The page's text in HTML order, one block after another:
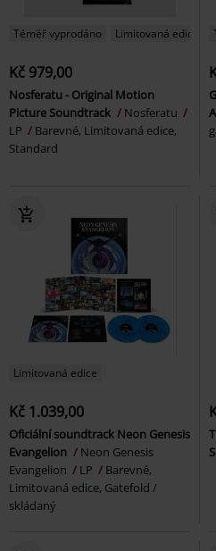
Téměř vyprodáno Limitovaná edice
Kč 979,00
Nosferatu - Original Motion
Picture Soundtrack
Nosferatu
LP
Barevné, Limitovaná edice,
Standard
Limitovaná edice
Kč 1.039,00
Oficiální soundtrack Neon Genesis
Evangelion
Neon Genesis
Evangelion
LP
Barevné,
Limitovaná edice, Gatefold /
skládaný